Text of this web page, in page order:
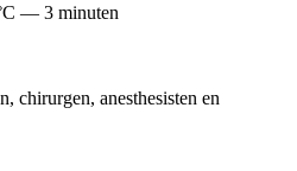
— 3 minuten
chirurgen, anesthesisten en